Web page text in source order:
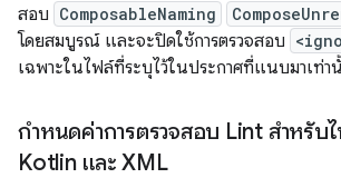
สอบ ComposableNaming
โดยสมบูรณ์ และจะปิดใช้การตรวจสอบ
เฉพาะในไฟล์ที่ระบุไว้ในประกาศที่แนบมาเท่า
กำหนดค่าการตรวจสอบ Lint สำหรับ
Kotlin และ XML